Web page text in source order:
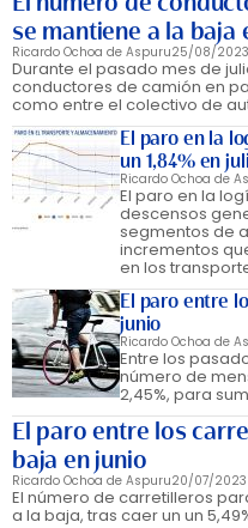
se mantiene a la baja
Ricardo Ochoa de Aspuru25/08/2023
Durante el pasado mes de
conductores de camión en
como entre el colectivo de
El paro en la
un 1,84% en
Ricardo Ochoa de
El paro en la
descensos
segmentos de
incrementos
en los
El paro entre
junio
Ricardo Ochoa de
Entre los
número de
2,45%, para
El paro entre los
baja en junio
Ricardo Ochoa de Aspuru20/07/2023
El número de carretilleros
a la baja, tras caer un un